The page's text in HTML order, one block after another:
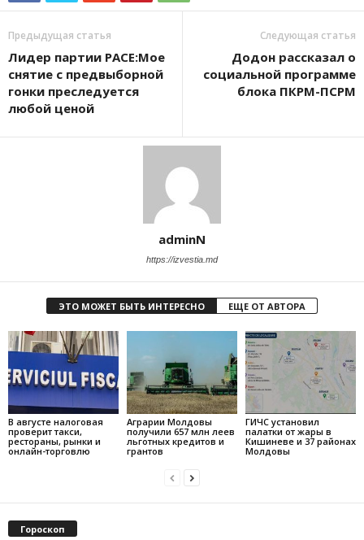
Предыдущая статья
Лидер партии PACE:Мое
снятие с предвыборной
гонки преследуется
любой ценой
Следующая статья
Додон рассказал о
социальной программе
блока ПКРМ-ПСРМ
adminN
https://izvestia.md
ЭТО МОЖЕТ БЫТЬ ИНТЕРЕСНО ЕЩЕ ОТ АВТОРА
В августе налоговая
проверит такси,
рестораны, рынки и
онлайн-торговлю
Аграрии Молдовы
получили 657 млн леев
льготных кредитов и
грантов
ГИЧС установил
палатки от жары в
Кишиневе и 37 районах
Молдовы
Гороскоп